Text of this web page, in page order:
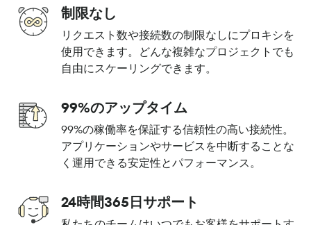
制限なし
リクエスト数や接続数の制限なしにプロキシを
使用できます。どんな複雑なプロジェクトでも
自由にスケーリングできます。
99%のアップタイム
99%の稼働率を保証する信頼性の高い接続性。
アプリケーションやサービスを中断することな
く運用できる安定性とパフォーマンス。
24時間365日サポート